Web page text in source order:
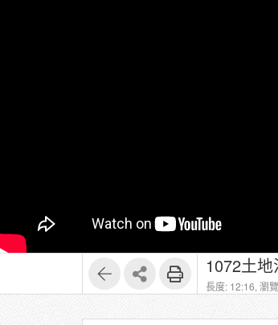
1072土
長度: 12:16, 瀏